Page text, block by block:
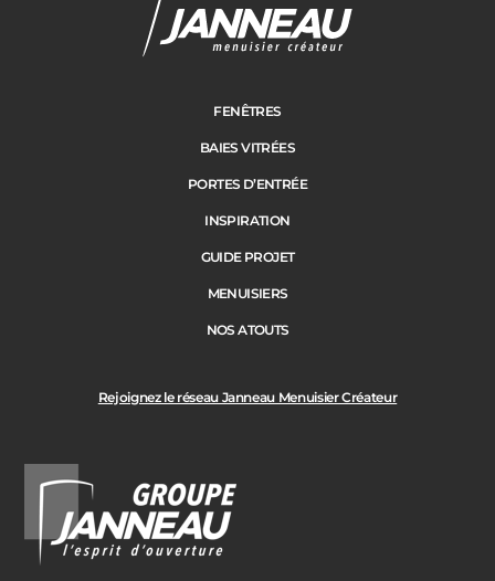
Suivant
Adresse des travaux
Code Postal des travaux
Rejoignez le réseau Janneau Menuisier Créateur
FENÊTRES
BAIES VITRÉES
PORTES D’ENTRÉE
INSPIRATION
GUIDE PROJET
MENUISIERS
NOS ATOUTS